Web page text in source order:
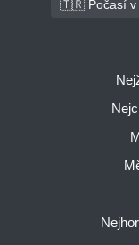
🇹🇷 Počasí v